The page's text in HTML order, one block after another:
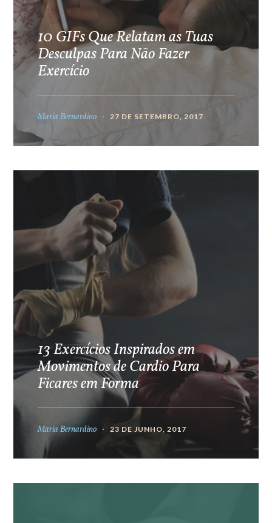
10 GIFs Que Relatam as Tuas
Desculpas Para Não Fazer
Exercício
Maria Bernardino 27 DE SETEMBRO, 2017
13 Exercícios Inspirados em
Movimentos de Cardio Para
Ficares em Forma
Maria Bernardino 23 DE JUNHO, 2017